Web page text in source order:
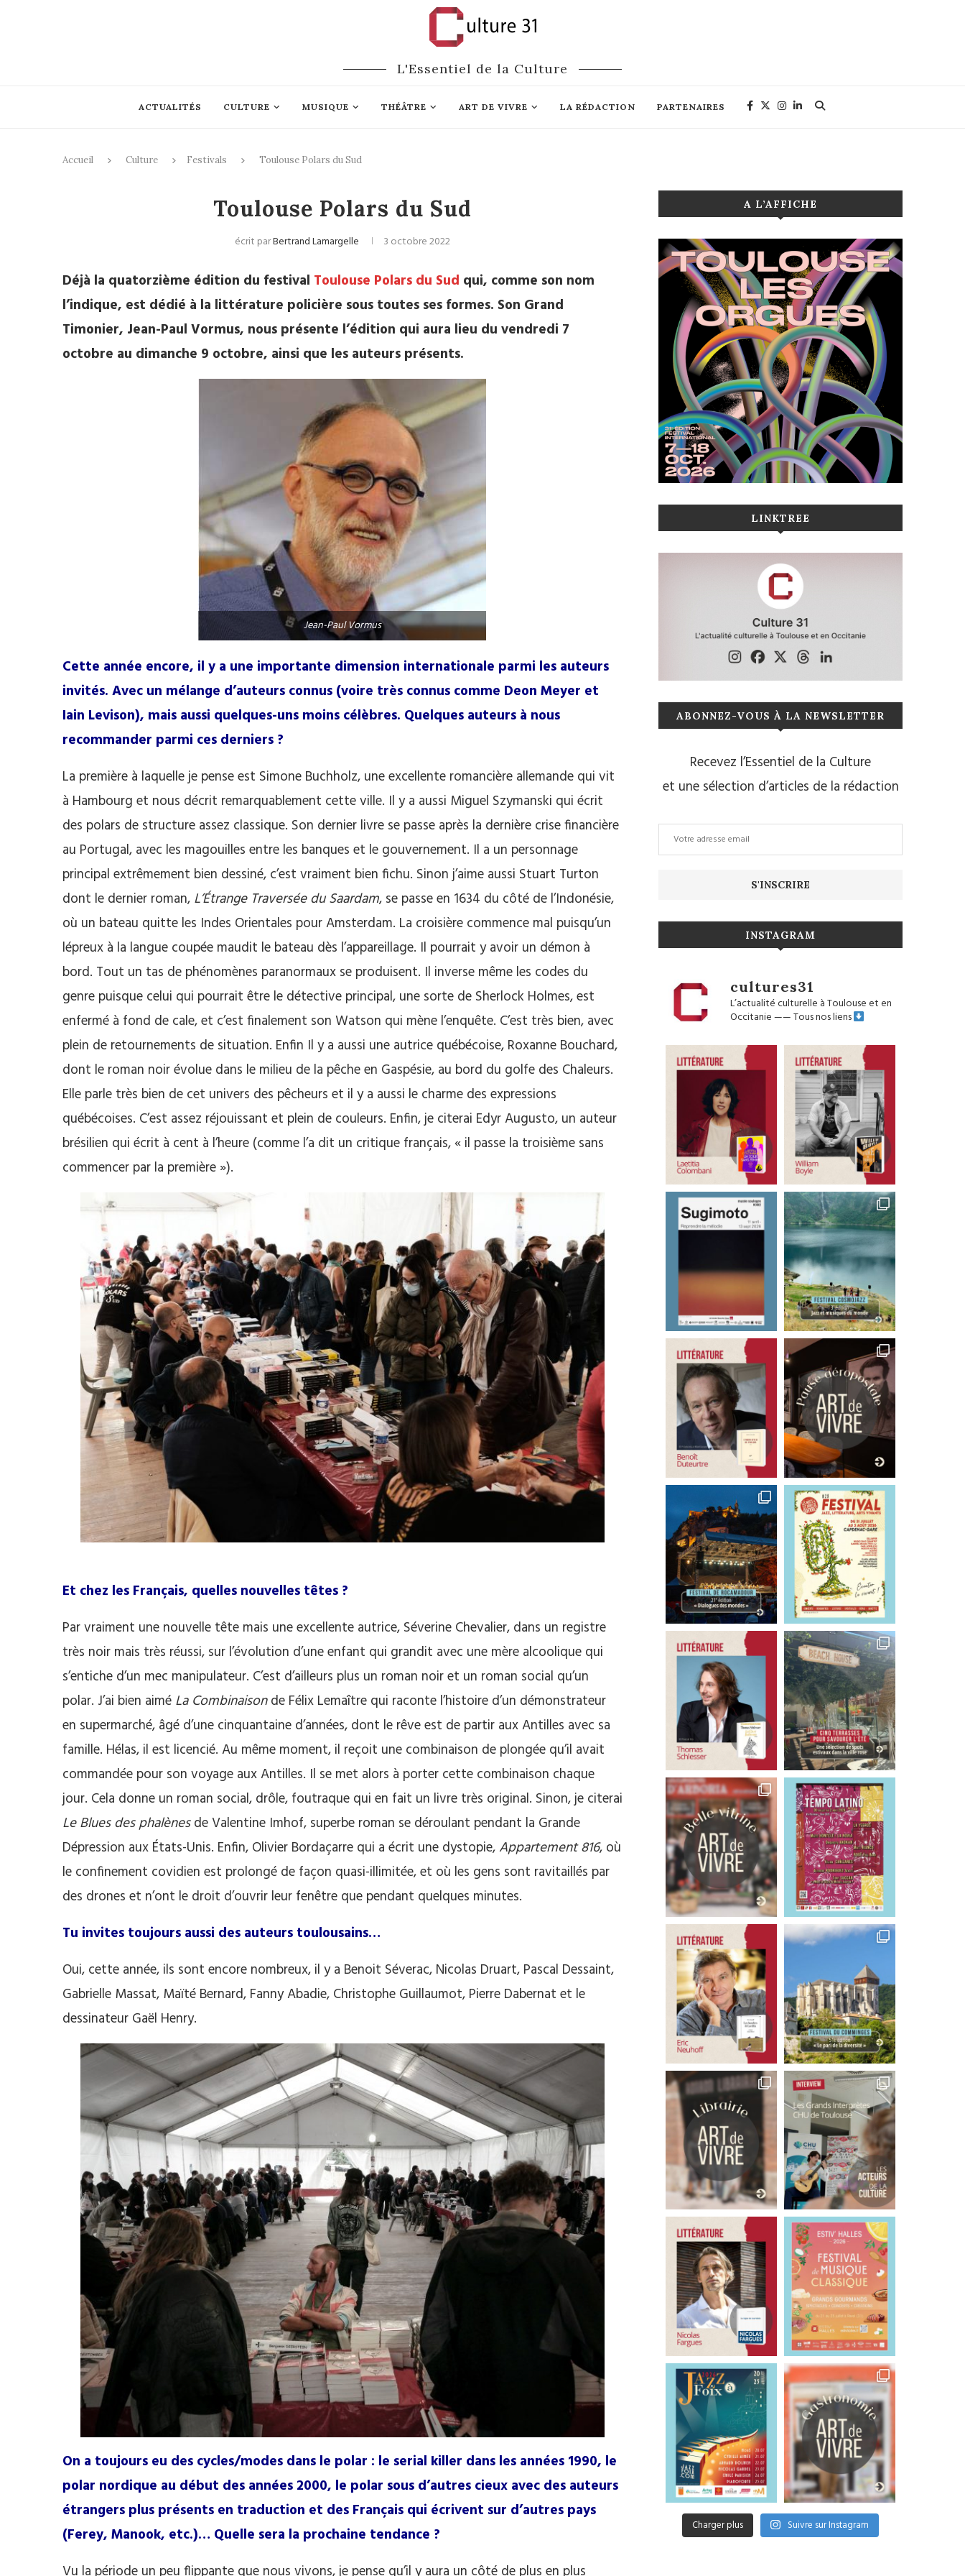
L'Essentiel de la Culture
ACTUALITÉS CULTURE MUSIQUE THÉÂTRE ART DE VIVRE LA RÉDACTION PARTENAIRES
Accueil Culture Festivals Toulouse Polars du Sud
Toulouse Polars du Sud
écrit parBertrand Lamargelle 3 octobre 2022
Déjà la quatorzième édition du festival Toulouse Polars du Sud qui, comme son nom
l’indique, est dédié à la littérature policière sous toutes ses formes. Son Grand
Timonier, Jean-Paul Vormus, nous présente l’édition qui aura lieu du vendredi 7
octobre au dimanche 9 octobre, ainsi que les auteurs présents.
Jean-Paul Vormus
Cette année encore, il y a une importante dimension internationale parmi les auteurs
invités. Avec un mélange d’auteurs connus (voire très connus comme Deon Meyer et
Iain Levison), mais aussi quelques-uns moins célèbres. Quelques auteurs à nous
recommander parmi ces derniers ?
La première à laquelle je pense est Simone Buchholz, une excellente romancière allemande qui vit
à Hambourg et nous décrit remarquablement cette ville. Il y a aussi Miguel Szymanski qui écrit
des polars de structure assez classique. Son dernier livre se passe après la dernière crise financière
au Portugal, avec les magouilles entre les banques et le gouvernement. Il a un personnage
principal extrêmement bien dessiné, c’est vraiment bien fichu. Sinon j’aime aussi Stuart Turton
dont le dernier roman, L’Étrange Traversée du Saardam, se passe en 1634 du côté de l’Indonésie,
où un bateau quitte les Indes Orientales pour Amsterdam. La croisière commence mal puisqu’un
lépreux à la langue coupée maudit le bateau dès l’appareillage. Il pourrait y avoir un démon à
bord. Tout un tas de phénomènes paranormaux se produisent. Il inverse même les codes du
genre puisque celui qui pourrait être le détective principal, une sorte de Sherlock Holmes, est
enfermé à fond de cale, et c’est finalement son Watson qui mène l’enquête. C’est très bien, avec
plein de retournements de situation. Enfin Il y a aussi une autrice québécoise, Roxanne Bouchard,
dont le roman noir évolue dans le milieu de la pêche en Gaspésie, au bord du golfe des Chaleurs.
Elle parle très bien de cet univers des pêcheurs et il y a aussi le charme des expressions
québécoises. C’est assez réjouissant et plein de couleurs. Enfin, je citerai Edyr Augusto, un auteur
brésilien qui écrit à cent à l’heure (comme l’a dit un critique français, « il passe la troisième sans
commencer par la première »).
Et chez les Français, quelles nouvelles têtes ?
Par vraiment une nouvelle tête mais une excellente autrice, Séverine Chevalier, dans un registre
très noir mais très réussi, sur l’évolution d’une enfant qui grandit avec une mère alcoolique qui
s’entiche d’un mec manipulateur. C’est d’ailleurs plus un roman noir et un roman social qu’un
polar. J’ai bien aimé La Combinaisonde Félix Lemaître qui raconte l’histoire d’un démonstrateur
en supermarché, âgé d’une cinquantaine d’années, dont le rêve est de partir aux Antilles avec sa
famille. Hélas, il est licencié. Au même moment, il reçoit une combinaison de plongée qu’il avait
commandée pour son voyage aux Antilles. Il se met alors à porter cette combinaison chaque
jour. Cela donne un roman social, drôle, foutraque qui en fait un livre très original. Sinon, je citerai
Le Blues des phalènesde Valentine Imhof, superbe roman se déroulant pendant la Grande
Dépression aux États-Unis. Enfin, Olivier Bordaçarre qui a écrit une dystopie, Appartement 816, où
le confinement covidien est prolongé de façon quasi-illimitée, et où les gens sont ravitaillés par
des drones et n’ont le droit d’ouvrir leur fenêtre que pendant quelques minutes.
Tu invites toujours aussi des auteurs toulousains…
Oui, cette année, ils sont encore nombreux, il y a Benoit Séverac, Nicolas Druart, Pascal Dessaint,
Gabrielle Massat, Maïté Bernard, Fanny Abadie, Christophe Guillaumot, Pierre Dabernat et le
dessinateur Gaël Henry.
On a toujours eu des cycles/modes dans le polar : le serial killer dans les années 1990, le
polar nordique au début des années 2000, le polar sous d’autres cieux avec des auteurs
étrangers plus présents en traduction et des Français qui écrivent sur d’autres pays
(Ferey, Manook, etc.)… Quelle sera la prochaine tendance ?
A L’AFFICHE
LINKTREE
ABONNEZ-VOUS À LA NEWSLETTER
Recevez l’Essentiel de la Culture
et une sélection d’articles de la rédaction
INSTAGRAM
cultures31
L’actualité culturelle à Toulouse et en
Occitanie——Tous nos liens
Charger plus Suivre sur Instagram